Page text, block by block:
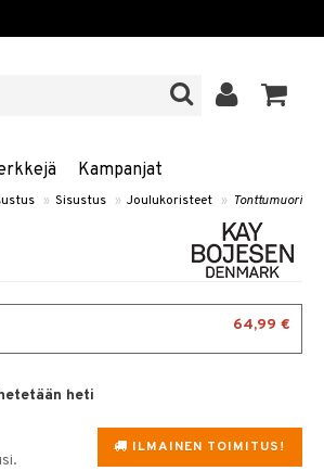
Kampanjat
» Sisustus » Joulukoristeet » Tonttumuori
64,99 €
heti
ILMAINEN TOIMITUS!